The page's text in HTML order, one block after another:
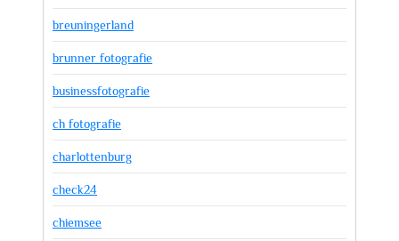
breuningerland
brunner fotografie
businessfotografie
ch fotografie
charlottenburg
check24
chiemsee